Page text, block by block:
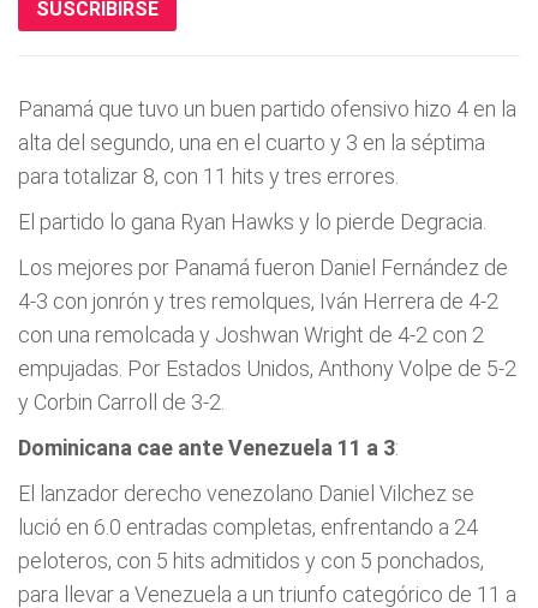
SUSCRIBIRSE
Panamá que tuvo un buen partido ofensivo hizo 4 en la
alta del segundo, una en el cuarto y 3 en la séptima
para totalizar 8, con 11 hits y tres errores.
El partido lo gana Ryan Hawks y lo pierde Degracia.
Los mejores por Panamá fueron Daniel Fernández de
4-3 con jonrón y tres remolques, Iván Herrera de 4-2
con una remolcada y Joshwan Wright de 4-2 con 2
empujadas. Por Estados Unidos, Anthony Volpe de 5-2
y Corbin Carroll de 3-2.
Dominicana cae ante Venezuela 11 a 3:
El lanzador derecho venezolano Daniel Vilchez se
lució en 6.0 entradas completas, enfrentando a 24
peloteros, con 5 hits admitidos y con 5 ponchados,
para llevar a Venezuela a un triunfo categórico de 11 a